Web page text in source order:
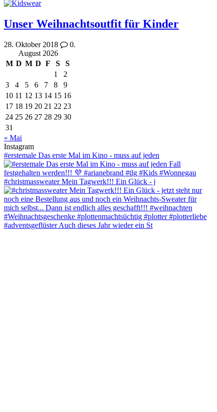
Unser Weihnachtsoutfit für Kinder
28. Oktober 2018
0.
August 2026
M D M D F S
S
1
2
3
4 5 6 7 8
9
10 11 12 13 14 15 16
17 18 19 20 21 22 23
24 25 26 27 28 29 30
31
« Mai
Instagram
#erstemale Das erste Mal im Kino - muss auf jeden
#christmassweater Mein Tagwerk!!! Ein Glück - j
#adventsgeflüster Auch dieses Jahr wieder ein St